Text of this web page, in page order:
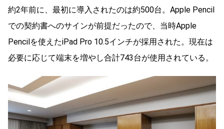
約2年前に、最初に導入されたのは約500台。Apple Pencil
での契約書へのサインが前提だったので、当時Apple
Pencilを使えたiPad Pro 10.5インチが採用された。現在は
必要に応じて端末を増やし合計743台が使用されている。